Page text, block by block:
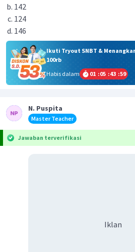
142
124
146
Ikuti Tryout SNBT &
100rb
Habis dalam
01 :05 :43 :59
N. Puspita
Master Teacher
Jawaban terverifikasi
Iklan